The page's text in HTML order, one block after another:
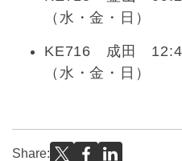
（水・金・日）
KE716 成田
（水・金・日）
Share: